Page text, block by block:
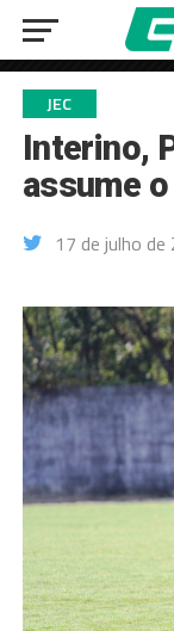
JEC
Interino,
assume
17 de julho de